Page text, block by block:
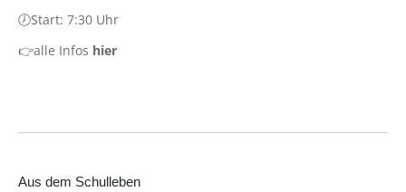
🕖Start: 7:30 Uhr
👉alle Infos hier
Aus dem Schulleben